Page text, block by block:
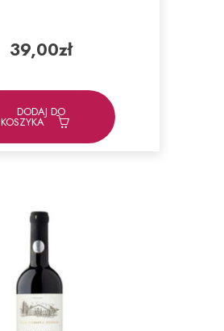
39,00zł
DODAJ DO
KOSZYKA